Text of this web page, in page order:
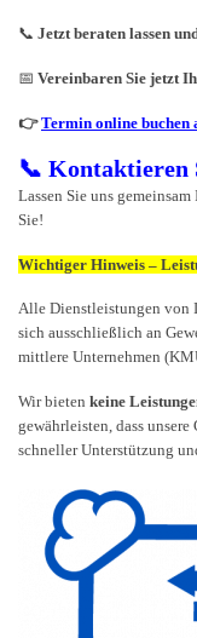
📞 Jetzt beraten lassen
📅 Vereinbaren Sie jetzt
👉Termin online buchen
📞 Kontaktieren
Lassen Sie uns
Sie!
Wichtiger Hinweis –
Alle Dienstleistungen von
sich ausschließlich an
mittlere Unternehmen
Wir bieten keine
gewährleisten, dass
schneller Unterstützung